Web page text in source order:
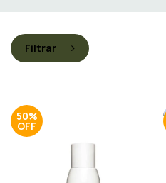
Filtrar
50%